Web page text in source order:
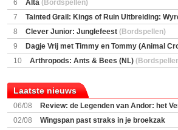
6
Alta (Bordspellen)
7
Tainted Grail: Kings of Ruin Uitbreiding:
Encounters(Bordspellen)
8 Clever Junior: Junglefeest (Bordspellen)
9
Dagje Vrij met Timmy en Tommy (Animal
(77059)(Ideas)
10 Arthropods: Ants & Bees (NL)
Laatste nieuws
06/08
Review: de Legenden van Andor: het
Land
02/08
Wingspan past straks in je broekzak